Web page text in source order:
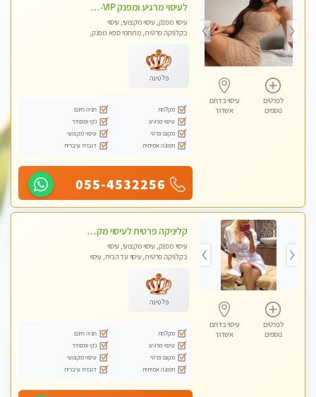
לפרטים
נוספים
עיסוי בדרום
אשדוד
לעיסוי מרגיע ומפנק VIP-מומלץ לחלוטין! פרטי! ​​​​​​ Highly recommended
עיסוי מפנק, עיסוי מקצועי, עיסוי
בקלניקה פרטית, מתחמי ספא מפנק,
פלטינה
מקלחת
חניה חינם
עיסוי מרגיע
נקי ומסודר
מקום פרטי
עיסוי מקצועי
תמונה אמיתית
דוברת עיברית
055-4532256
לפרטים
נוספים
עיסוי בדרום
אשדוד
קליניקה פרטית לעיסוי מקצועי ואלטרנטיבי ברמה גבוהה VIP תתקשר ..... highly recommended..new in the city
עיסוי מפנק, עיסוי מקצועי, עיסוי
בקלניקה פרטית, עיסוי עד הבית, עיסוי
פלטינה
מקלחת
חניה חינם
עיסוי מרגיע
נקי ומסודר
מקום פרטי
עיסוי מקצועי
תמונה אמיתית
דוברת עיברית